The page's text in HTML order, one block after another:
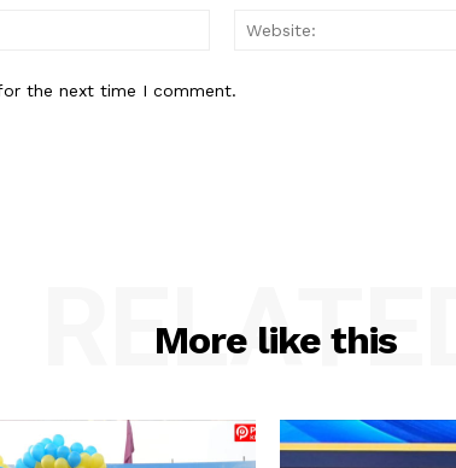
Email:*
the next time I comment.
More like this
RELATED